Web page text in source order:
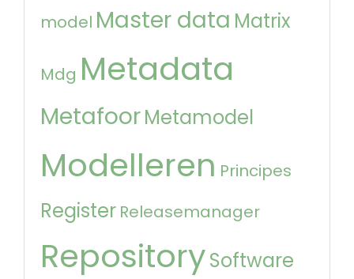
model Master data Matrix
Mdg Metadata
MetafoorMetamodel
Modelleren Principes
Register Releasemanager
RepositorySoftware